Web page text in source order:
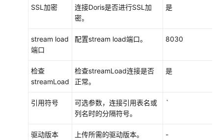
MRS
管
理
SSL加密
连接Doris是否进行SSL加
密。
是
stream load
端口
配置stream load端口。 8030
检查
streamLoad
检查streamLoad连接是否
正常。
是
引用符号
可选参数，连接引用表名或
列名时的分隔符号。
`
驱动版本 上传所需的驱动版本。 -